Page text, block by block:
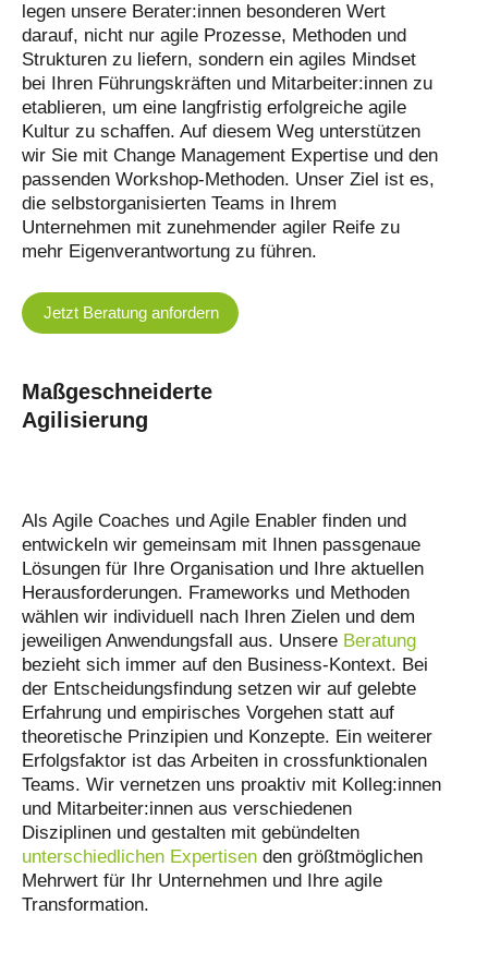
legen unsere Berater:innen besonderen Wert
darauf, nicht nur agile Prozesse, Methoden und
Strukturen zu liefern, sondern ein agiles Mindset
bei Ihren Führungskräften und Mitarbeiter:innen zu
etablieren, um eine langfristig erfolgreiche agile
Kultur zu schaffen. Auf diesem Weg unterstützen
wir Sie mit Change Management Expertise und den
passenden Workshop-Methoden. Unser Ziel ist es,
die selbstorganisierten Teams in Ihrem
Unternehmen mit zunehmender agiler Reife zu
mehr Eigenverantwortung zu führen.
Jetzt Beratung anfordern
Maßgeschneiderte
Agilisierung
Als Agile Coaches und Agile Enabler finden und
entwickeln wir gemeinsam mit Ihnen passgenaue
Lösungen für Ihre Organisation und Ihre aktuellen
Herausforderungen. Frameworks und Methoden
wählen wir individuell nach Ihren Zielen und dem
jeweiligen Anwendungsfall aus. Unsere Beratung
bezieht sich immer auf den Business-Kontext. Bei
der Entscheidungsfindung setzen wir auf gelebte
Erfahrung und empirisches Vorgehen statt auf
theoretische Prinzipien und Konzepte. Ein weiterer
Erfolgsfaktor ist das Arbeiten in crossfunktionalen
Teams. Wir vernetzen uns proaktiv mit Kolleg:innen
und Mitarbeiter:innen aus verschiedenen
Disziplinen und gestalten mit gebündelten
unterschiedlichen Expertisen den größtmöglichen
Mehrwert für Ihr Unternehmen und Ihre agile
Transformation.